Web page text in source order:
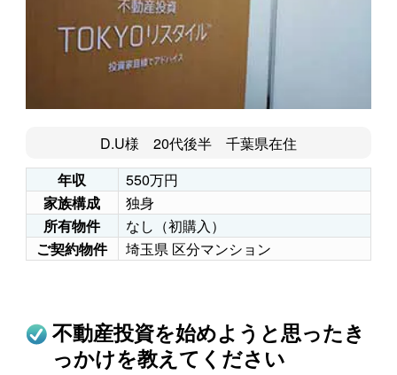
D.U様 20代後半 千葉県在住
年収 550万円
家族構成 独身
所有物件 なし（初購入）
ご契約物件 埼玉県 区分マンション
不動産投資を始めようと思ったき
っかけを教えてください